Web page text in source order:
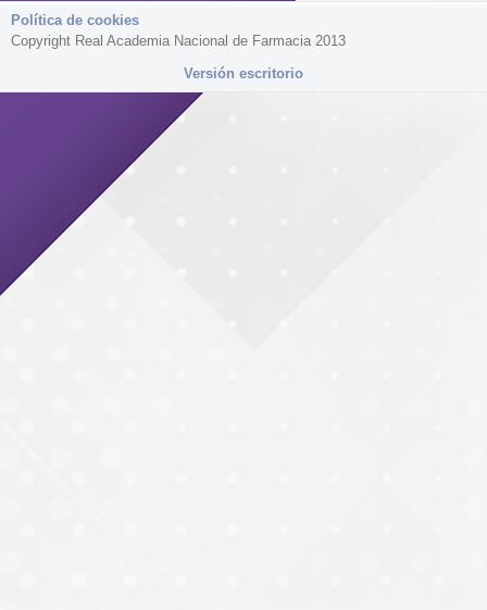
Política de cookies
Copyright Real Academia Nacional de Farmacia 2013
Versión escritorio